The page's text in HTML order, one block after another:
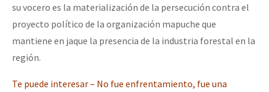
su vocero es la materialización de la persecución contra el
proyecto político de la organización mapuche que
mantiene en jaque la presencia de la industria forestal en la
región.
Te puede interesar – No fue enfrentamiento, fue una